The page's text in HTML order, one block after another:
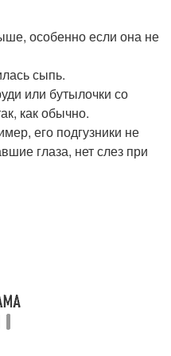
особенно если она не
сыпь.
или бутылочки со
как обычно.
его подгузники не
глаза, нет слез при